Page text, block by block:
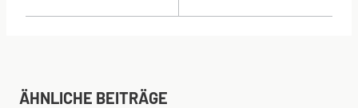
ÄHNLICHE BEITRÄGE